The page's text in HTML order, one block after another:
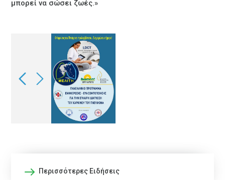
μπορεί να σώσει ζωές.»
Περισσότερες Ειδήσεις